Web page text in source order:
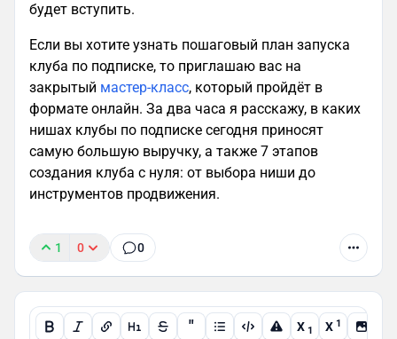
будет вступить.
Если вы хотите узнать пошаговый план запуска
клуба по подписке, то приглашаю вас на
закрытый мастер-класс, который пройдёт в
формате онлайн. За два часа я расскажу, в каких
нишах клубы по подписке сегодня приносят
самую большую выручку, а также 7 этапов
создания клуба с нуля: от выбора ниши до
инструментов продвижения.
1 0 0
" X 1 X 1